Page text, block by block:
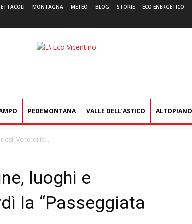
MONTAGNA METEO BLOG STORIE ECO ENERGETICO
L'Eco
PEDEMONTANA VALLE DELL’ASTICO ALTOPIANO
Venerdì la...
luoghi e
la “Passeggiata